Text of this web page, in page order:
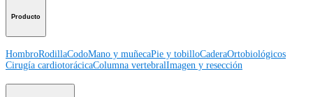
Producto
HombroRodillaCodoMano y muñecaPie y tobilloCaderaOrtobiológicos
Cirugía cardiotorácicaColumna vertebralImagen y resección